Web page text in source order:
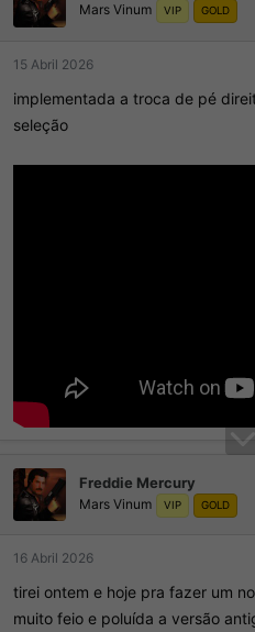
Mars Vinum VIP GOLD
15 Abril 2026
implementada a troca de pé
seleção
Freddie Mercury
Mars Vinum VIP GOLD
16 Abril 2026
tirei ontem e hoje pra fazer um
muito feio e poluída a versão